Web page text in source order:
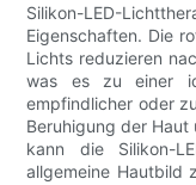
Silikon-LED-
Eigenschaften. Die
Lichts reduzieren
was es zu einer
empfindlicher oder
Beruhigung der
kann die Silikon-
allgemeine Hautbild